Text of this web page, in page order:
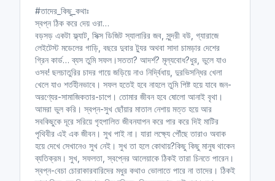
#তাদের_কিছু_কথাঃ
স্বপ্ন ঠিক করে দেয় ওরা…
বড়সড় একটা ফ্ল্যাট, সিক্স ডিজিট স্যালারির জব, সুন্দরী বউ, গ্যারাজে
লেইটেস্ট মডেলের গাড়ি, বছরে দুবার ট্যুর অথবা সাদা চামড়ার দেশের
গ্রিন কার্ড… ব্যস তুমি সফল।সততা? আদর্শ? মূল্যবোধ?ধুর, ভুলে যাও
ওসব! ছলচাতুরির চাদর গায়ে জড়িয়ে নাও নির্দ্বিধায়, দুরভিসন্ধির খেলা
খেলে যাও শর্তহীনভাবে। সফল হতেই হবে নাহলে তুমি পিষ্ট হয়ে যাবে জন-
অরণ্যের-সামাজিকতার-চাপে। তোমার জীবন হবে ষোলো আনাই বৃথা।
আমরা ভুল করি। স্বপ্ন-সুখ ছোঁয়ার মাতাল নেশায় মত্ত হয়ে আর
সবকিছুকে দূরে সরিয়ে গৃহপালিত জীবনযাপন করে পার করে দিই মাটির
পৃথিবীর এই এক জীবন। সুখ পাই না। যারা লক্ষ্যে পৌঁছে তারাও অবাক
হয়ে দেখে সেখানেও সুখ নেই। সুখ তা হলে কোথায়?কিছু কিছু মানুষ থাকেন
ব্যতিক্রম। সুখ, সফলতা, স্বপ্নের আলেয়াকে ঠিকই তারা চিনতে পারেন।
স্বপ্ন-বেচা চোরাকারবারিদের মধুর কথাও ভোলাতে পারে না তাদের। ঠিকই